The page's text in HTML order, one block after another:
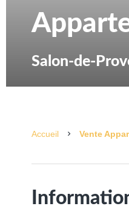
Salon-de-
Accueil Vente